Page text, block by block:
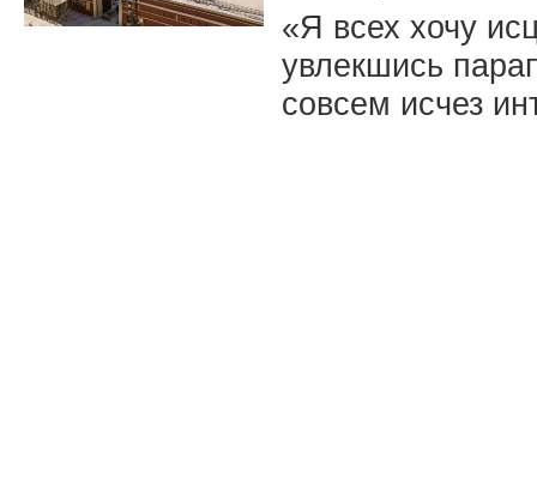
«Я всех хочу
увлекшись
совсем исчез